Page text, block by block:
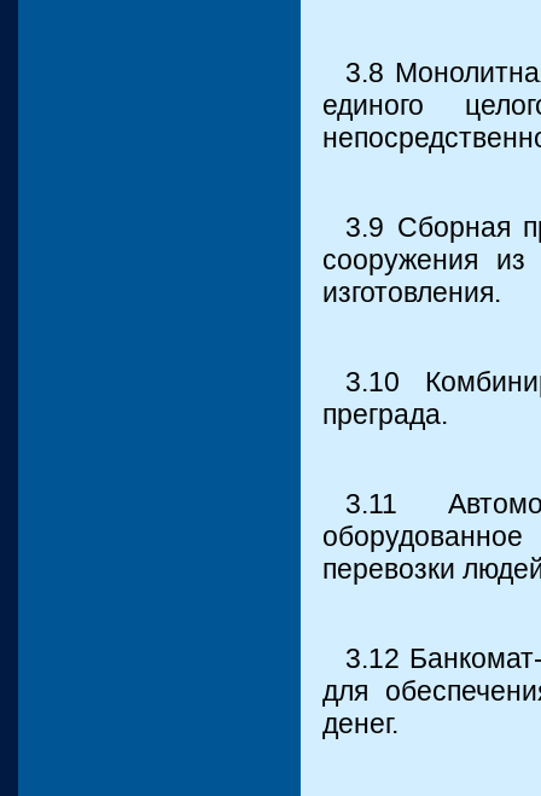
3.8
единого
3.9 Сборная
сооружения из
изготовления.
3.10
преграда.
3.11
перевозки
3.12
для
денег.